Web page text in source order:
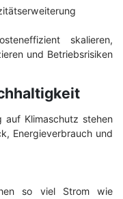
skalieren,
und Betriebsrisiken
auf Klimaschutz stehen
Energieverbrauch und
so viel Strom wie